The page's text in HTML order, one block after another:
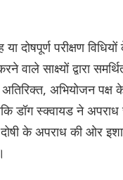
परीक्षण विधियों
वाले साक्ष्यों द्वारा
अभियोजन पक्ष
डॉग स्क्वायड ने
ने दोषी के अपराध की